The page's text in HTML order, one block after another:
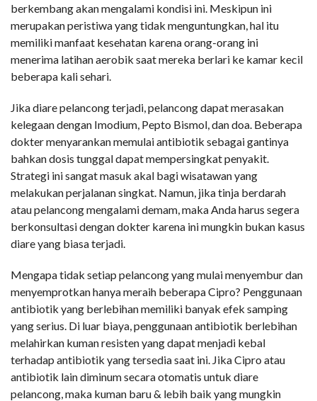
berkembang akan mengalami kondisi ini. Meskipun ini
merupakan peristiwa yang tidak menguntungkan, hal itu
memiliki manfaat kesehatan karena orang-orang ini
menerima latihan aerobik saat mereka berlari ke kamar kecil
beberapa kali sehari.
Jika diare pelancong terjadi, pelancong dapat merasakan
kelegaan dengan Imodium, Pepto Bismol, dan doa. Beberapa
dokter menyarankan memulai antibiotik sebagai gantinya
bahkan dosis tunggal dapat mempersingkat penyakit.
Strategi ini sangat masuk akal bagi wisatawan yang
melakukan perjalanan singkat. Namun, jika tinja berdarah
atau pelancong mengalami demam, maka Anda harus segera
berkonsultasi dengan dokter karena ini mungkin bukan kasus
diare yang biasa terjadi.
Mengapa tidak setiap pelancong yang mulai menyembur dan
menyemprotkan hanya meraih beberapa Cipro? Penggunaan
antibiotik yang berlebihan memiliki banyak efek samping
yang serius. Di luar biaya, penggunaan antibiotik berlebihan
melahirkan kuman resisten yang dapat menjadi kebal
terhadap antibiotik yang tersedia saat ini. Jika Cipro atau
antibiotik lain diminum secara otomatis untuk diare
pelancong, maka kuman baru & lebih baik yang mungkin